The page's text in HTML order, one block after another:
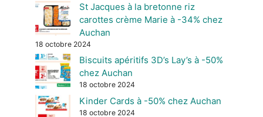
St Jacques à la bretonne riz
carottes crème Marie à -34% chez
Auchan
18 octobre 2024
Biscuits apéritifs 3D’s Lay’s à -50%
chez Auchan
18 octobre 2024
Kinder Cards à -50% chez Auchan
18 octobre 2024